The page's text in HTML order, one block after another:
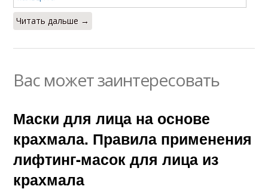
Читать дальше →
Вас может заинтересовать
Маски для лица на основе
крахмала. Правила применения
лифтинг-масок для лица из
крахмала